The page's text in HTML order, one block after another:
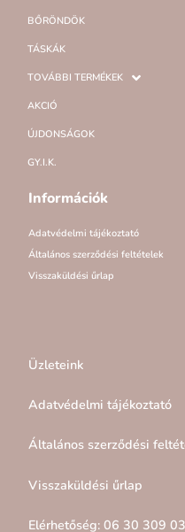
BŐRÖNDÖK
TÁSKÁK
TOVÁBBI TERMÉKEK
AKCIÓ
ÚJDONSÁGOK
GY.I.K.
Információk
Adatvédelmi tájékoztató
Általános szerződési feltételek
Visszaküldési űrlap
Üzleteink
Adatvédelmi tájékoztató
Általános szerződési
Visszaküldési űrlap
Elérhetőség: 06 30 309